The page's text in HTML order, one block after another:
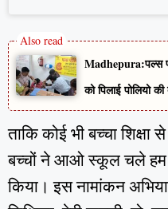
Madhepura:पल्स
को पिलाई पोलियो
ताकि कोई भी बच्चा शिक्षा
बच्चों ने आओ स्कूल चले हम
किया। इस नामांकन